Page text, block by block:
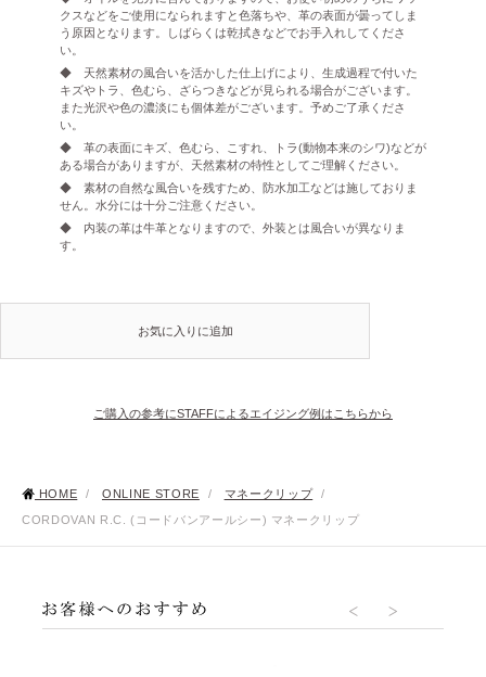
クスなどをご使用になられますと色落ちや、革の表面が曇ってしま
う原因となります。しばらくは乾拭きなどでお手入れしてくださ
い。
◆ 天然素材の風合いを活かした仕上げにより、生成過程で付いた
キズやトラ、色むら、ざらつきなどが見られる場合がございます。
また光沢や色の濃淡にも個体差がございます。予めご了承くださ
い。
◆ 革の表面にキズ、色むら、こすれ、トラ(動物本来のシワ)などが
ある場合がありますが、天然素材の特性としてご理解ください。
◆ 素材の自然な風合いを残すため、防水加工などは施しておりま
せん。水分には十分ご注意ください。
◆ 内装の革は牛革となりますので、外装とは風合いが異なりま
す。
お気に入りに追加
ご購入の参考にSTAFFによるエイジング例はこちらから
HOME / ONLINE STORE / マネークリップ
/
CORDOVAN R.C. (コードバンアールシー) マネークリップ